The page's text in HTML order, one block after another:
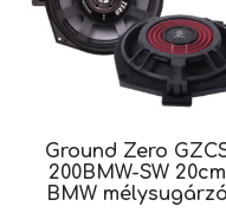
Ground Zero
200BMW-SW 20cm
BMW mélysugárzó